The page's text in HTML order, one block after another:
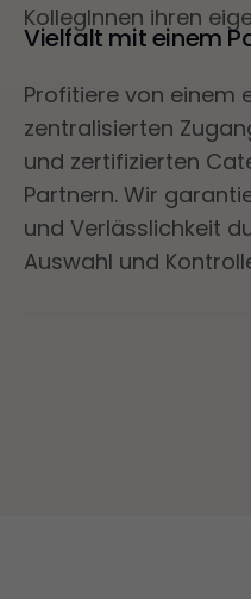
KollegInnen ihren
Vielfalt mit einem
Profitiere von einem
zentralisierten
und zertifizierten
Partnern. Wir
und Verlässlichkeit
Auswahl und